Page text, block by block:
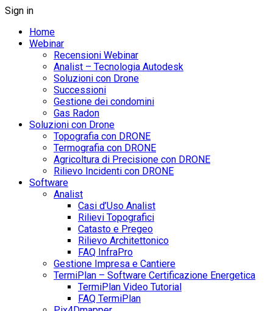
Sign in
Home
Webinar
Recensioni Webinar
Analist – Tecnologia Autodesk
Soluzioni con Drone
Successioni
Gestione dei condomini
Gas Radon
Soluzioni con Drone
Topografia con DRONE
Termografia con DRONE
Agricoltura di Precisione con DRONE
Rilievo Incidenti con DRONE
Software
Analist
Casi d’Uso Analist
Rilievi Topografici
Catasto e Pregeo
Rilievo Architettonico
FAQ InfraPro
Gestione Impresa e Cantiere
TermiPlan – Software Certificazione Energetica
TermiPlan Video Tutorial
FAQ TermiPlan